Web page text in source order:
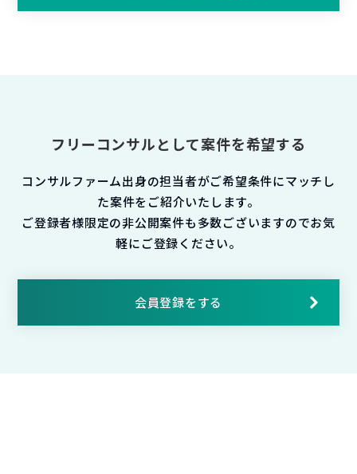
フリーコンサルとして案件を希望する
コンサルファーム出身の担当者がご希望条件にマッチし
た案件をご紹介いたします。
ご登録者様限定の非公開案件も多数ございますのでお気
軽にご登録ください。
会員登録をする